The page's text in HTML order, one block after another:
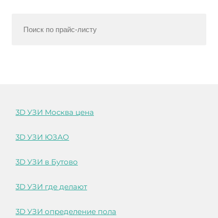
3D УЗИ Москва цена
3D УЗИ ЮЗАО
3D УЗИ в Бутово
3D УЗИ где делают
3D УЗИ определение пола